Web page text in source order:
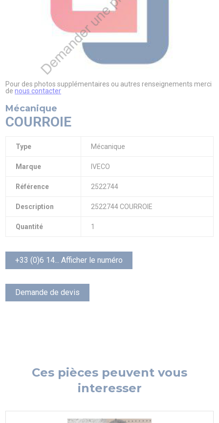
Pour des photos supplémentaires ou autres renseignements merci
denous contacter
Mécanique
COURROIE
Type Mécanique
Marque IVECO
Référence 2522744
Description 2522744 COURROIE
Quantité 1
+33 (0)6 14... Afficher le numéro
Demande de devis
Ces pièces peuvent vous
interesser
PIAGGIO ASSISTANCE
0805 54 06 54